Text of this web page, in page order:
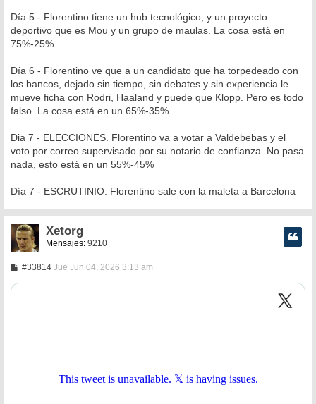
Día 5 - Florentino tiene un hub tecnológico, y un proyecto
deportivo que es Mou y un grupo de maulas. La cosa está en
75%-25%
Día 6 - Florentino ve que a un candidato que ha torpedeado con
los bancos, dejado sin tiempo, sin debates y sin experiencia le
mueve ficha con Rodri, Haaland y puede que Klopp. Pero es todo
falso. La cosa está en un 65%-35%
Dia 7 - ELECCIONES. Florentino va a votar a Valdebebas y el
voto por correo supervisado por su notario de confianza. No pasa
nada, esto está en un 55%-45%
Día 7 - ESCRUTINIO. Florentino sale con la maleta a Barcelona
Xetorg
Mensajes: 9210
#33814M
n
Jue Jun 04, 2026 3:13 am